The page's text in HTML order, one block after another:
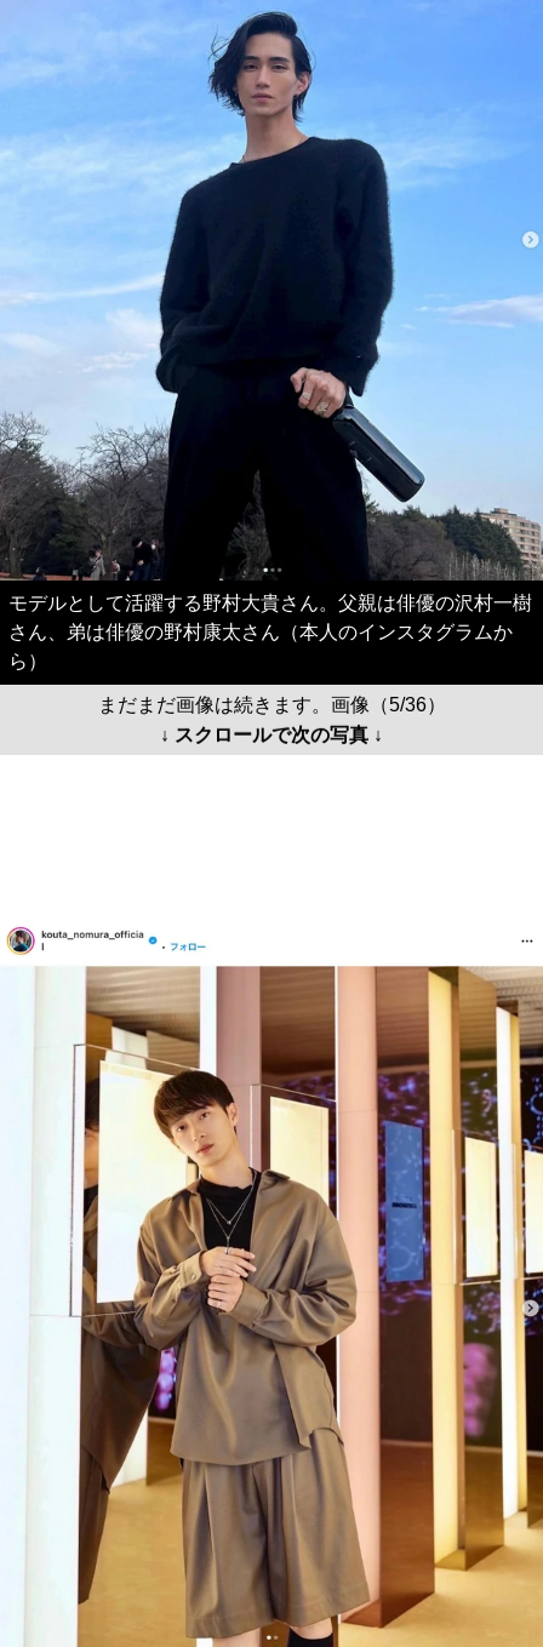
モデルとして活躍する野村大貴さん。父親は俳優の沢村一樹
さん、弟は俳優の野村康太さん（本人のインスタグラムか
ら）
まだまだ画像は続きます。画像（5/36）
↓ スクロールで次の写真 ↓